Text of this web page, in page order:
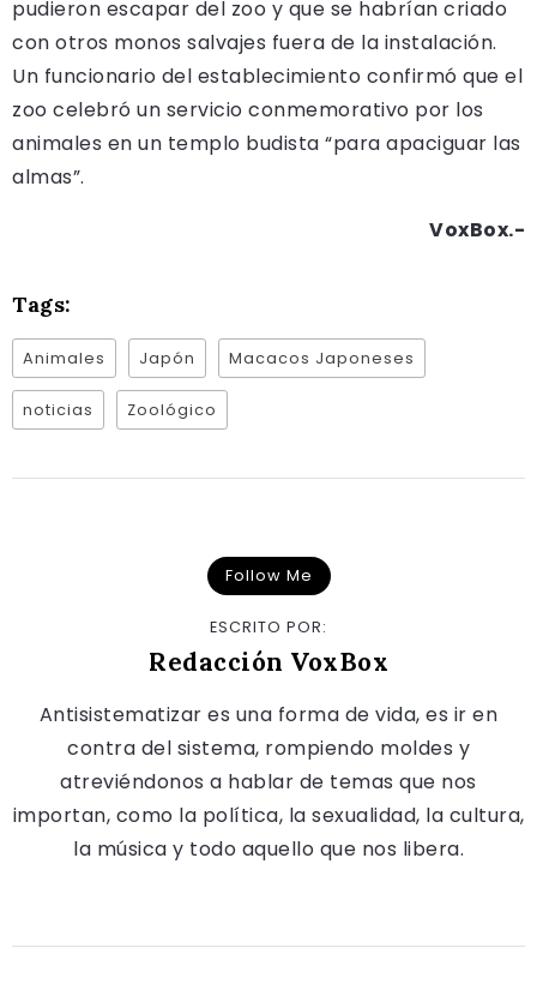
pudieron escapar del zoo y que se habrían criado
con otros monos salvajes fuera de la instalación.
Un funcionario del establecimiento confirmó que el
zoo celebró un servicio conmemorativo por los
animales en un templo budista “para apaciguar las
almas”.
VoxBox.-
Tags:
Animales Japón Macacos Japoneses
noticias Zoológico
Follow Me
ESCRITO POR:
Redacción VoxBox
Antisistematizar es una forma de vida, es ir en
contra del sistema, rompiendo moldes y
atreviéndonos a hablar de temas que nos
importan, como la política, la sexualidad, la cultura,
la música y todo aquello que nos libera.